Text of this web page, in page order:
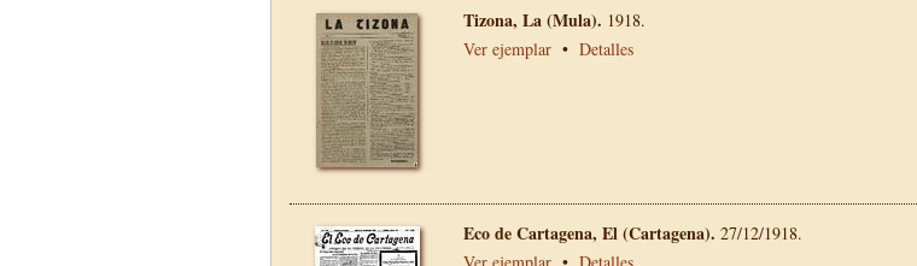
Tizona, La (Mula). 1918.
Ver ejemplar • Detalles
Eco de Cartagena, El (Cartagena). 27/12/1918.